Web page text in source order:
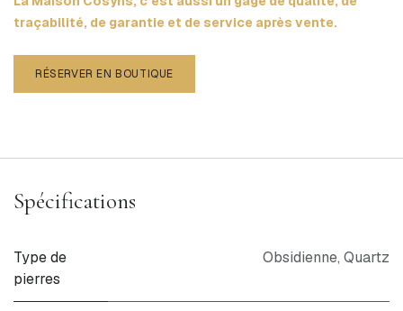
traçabilité, de garantie et de service après vente.
RÉSERVER EN BOUTIQUE
Spécifications
Type de
pierres
Obsidienne, Quartz